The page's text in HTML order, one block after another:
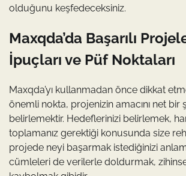
olduğunu keşfedeceksiniz.
Maxqda’da Başarılı
İpuçları ve Püf Noktaları
Maxqda’yı kullanmadan önce dikkat
önemli nokta, projenizin amacını net bir
belirlemektir. Hedeflerinizi belirlemek,
toplamanız gerektiği konusunda size
projede neyi başarmak istediğinizi
cümleleri de verilerle doldurmak,